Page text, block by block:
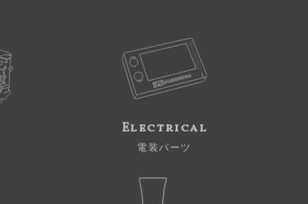
Electrical
電装パーツ